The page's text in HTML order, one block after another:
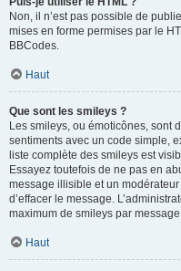
Non, il n’est pas possible de
mises en forme permises par le
BBCodes.
Haut
Que sont les smileys ?
Les smileys, ou émoticônes, sont
sentiments avec un code simple,
liste complète des smileys est
Essayez toutefois de ne pas en
message illisible et un
d’effacer le message.
maximum de smileys par
Haut